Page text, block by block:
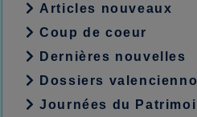
Articles nouveaux
Coup de coeur
Dernières nouvelles
Dossiers
Journées du